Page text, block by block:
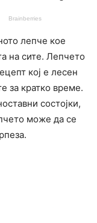
лепче кое
на сите. Лепчето
кој е лесен
за кратко време.
состојки,
може да се